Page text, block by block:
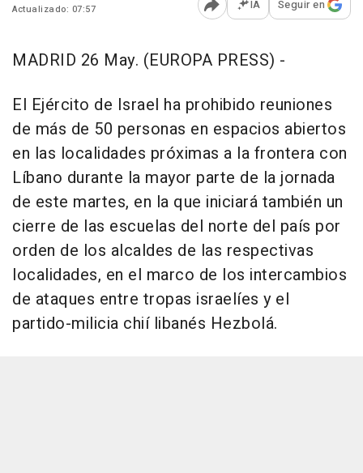
Actualizado: 07:57
Abrir opciones para
IA Seguir en
MADRID 26 May. (EUROPA PRESS) -
El Ejército de Israel ha prohibido reuniones
de más de 50 personas en espacios abiertos
en las localidades próximas a la frontera con
Líbano durante la mayor parte de la jornada
de este martes, en la que iniciará también un
cierre de las escuelas del norte del país por
orden de los alcaldes de las respectivas
localidades, en el marco de los intercambios
de ataques entre tropas israelíes y el
partido-milicia chií libanés Hezbolá.